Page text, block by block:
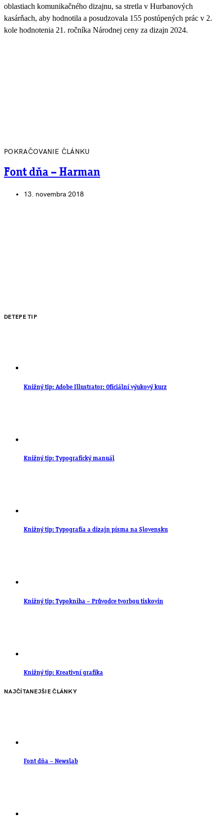
oblastiach komunikačného dizajnu, sa stretla v Hurbanových
kasárňach, aby hodnotila a posudzovala 155 postúpených prác v 2.
kole hodnotenia 21. ročníka Národnej ceny za dizajn 2024.
POKRAČOVANIE ČLÁNKU
Font dňa – Harman
13. novembra 2018
DETEPE TIP
Knižný tip: Adobe Illustrator: Oficiální výukový kurz
Knižný tip: Typografický manuál
Knižný tip: Typografia a dizajn písma na Slovensku
Knižný tip: Typokniha – Průvodce tvorbou tiskovin
Knižný tip: Kreativní grafika
NAJČÍTANEJŠIE ČLÁNKY
Font dňa – Newslab